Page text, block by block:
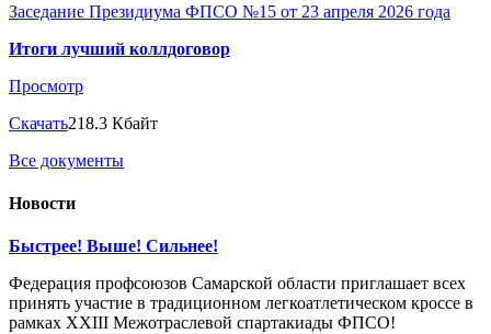
Заседание Президиума ФПСО №15 от 23 апреля 2026 года
Итоги лучший коллдоговор
Просмотр
Скачать218.3 Кбайт
Все документы
Новости
Быстрее! Выше! Сильнее!
Федерация профсоюзов Самарской области приглашает всех
принять участие в традиционном легкоатлетическом кроссе в
рамках XXIII Межотраслевой спартакиады ФПСО!